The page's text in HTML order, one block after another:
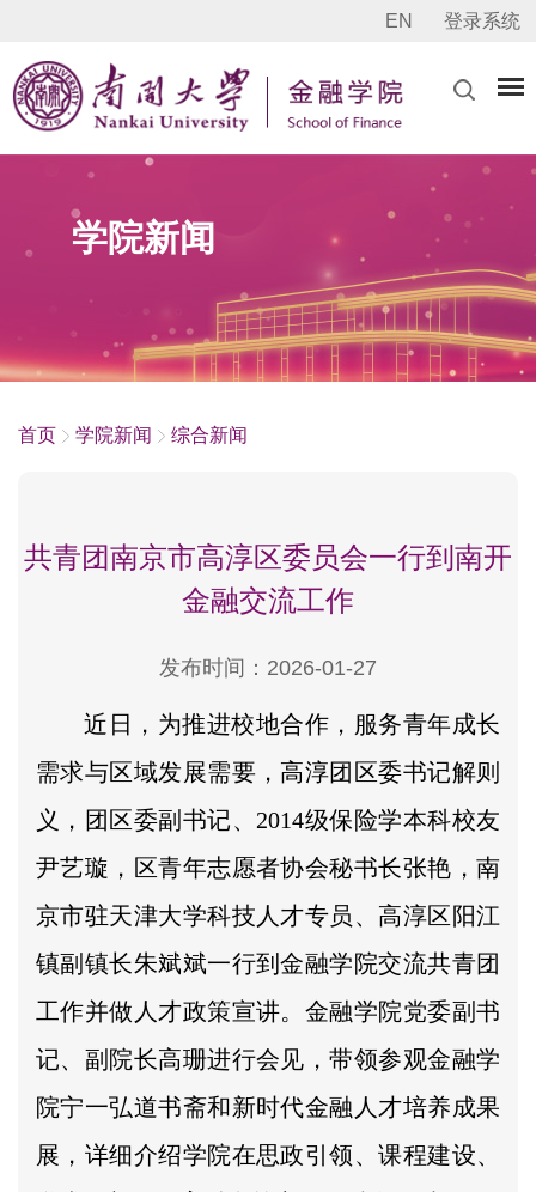
EN 登录系统
学院新闻
首页 学院新闻 综合新闻
共青团南京市高淳区委员会一行到南开
金融交流工作
发布时间：2026-01-27
近日，为推进校地合作，服务青年成长
需求与区域发展需要，高淳团区委书记解则
义，团区委副书记、2014级保险学本科校友
尹艺璇，区青年志愿者协会秘书长张艳，南
京市驻天津大学科技人才专员、高淳区阳江
镇副镇长朱斌斌一行到金融学院交流共青团
工作并做人才政策宣讲。金融学院党委副书
记、副院长高珊进行会见，带领参观金融学
院宁一弘道书斋和新时代金融人才培养成果
展，详细介绍学院在思政引领、课程建设、